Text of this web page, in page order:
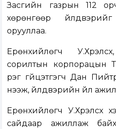
Засгийн газрын 112
хөрөнгөөр
орууллаа.
Ерөнхийлөгч
сорилтын корпорацын
үүрэг гүйцэтгэгч Дан
нээж, үйлдвэрийн үйл
Ерөнхийлөгч У.Хүрэлсүх
сайдаар ажиллаж